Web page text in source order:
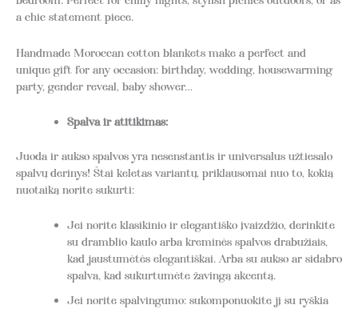
a chic statement piece.
Handmade Moroccan cotton blankets make a perfect and
unique gift for any occasion: birthday, wedding, housewarming
party, gender reveal, baby shower…
Spalva ir atitikimas:
Juoda ir aukso spalvos yra nesenstantis ir universalus užtiesalo
spalvų derinys! Štai keletas variantų, priklausomai nuo to, kokią
nuotaiką norite sukurti:
Jei norite klasikinio ir elegantiško įvaizdžio, derinkite
su dramblio kaulo arba kreminės spalvos drabužiais,
kad jaustumėtės elegantiškai. Arba su aukso ar sidabro
spalva, kad sukurtumėte žavingą akcentą.
Jei norite spalvingumo: sukomponuokite jį su ryškia